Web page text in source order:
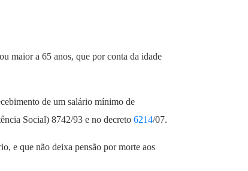
maior a 65 anos, que por conta da idade
de um salário mínimo de
Social) 8742/93 e no decreto 6214/07.
e que não deixa pensão por morte aos